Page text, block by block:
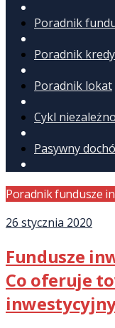
Poradnik
Poradnik
Poradnik lokat
Cykl
Pasywny
Poradnik fundusze
26 stycznia 2020
Fundusze
Co oferuje